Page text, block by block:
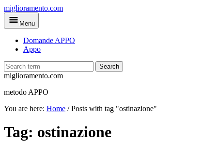
Skip
to
main
miglioramento.com
Menu
Domande APPO
Appo
Search
miglioramento.com
metodo APPO
You are here: Home /Posts with tag "ostinazione"
Tag: ostinazione